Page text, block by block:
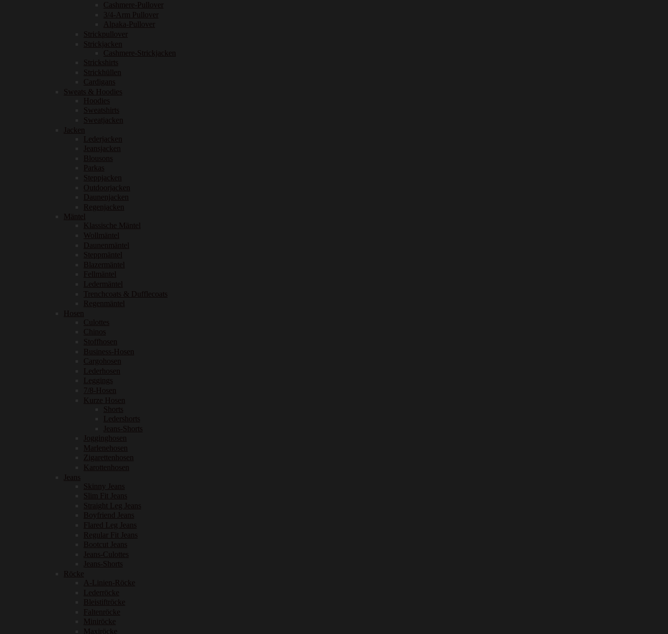
Cashmere-Pullover
3/4-Arm Pullover
Alpaka-Pullover
Strickpullover
Strickjacken
Cashmere-Strickjacken
Strickshirts
Strickhüllen
Cardigans
Sweats & Hoodies
Hoodies
Sweatshirts
Sweatjacken
Jacken
Lederjacken
Jeansjacken
Blousons
Parkas
Steppjacken
Outdoorjacken
Daunenjacken
Regenjacken
Mäntel
Klassische Mäntel
Wollmäntel
Daunenmäntel
Steppmäntel
Blazermäntel
Fellmäntel
Ledermäntel
Trenchcoats & Dufflecoats
Regenmäntel
Hosen
Culottes
Chinos
Stoffhosen
Business-Hosen
Cargohosen
Lederhosen
Leggings
7/8-Hosen
Kurze Hosen
Shorts
Ledershorts
Jeans-Shorts
Jogginghosen
Marlenehosen
Zigarettenhosen
Karottenhosen
Jeans
Skinny Jeans
Slim Fit Jeans
Straight Leg Jeans
Boyfriend Jeans
Flared Leg Jeans
Regular Fit Jeans
Bootcut Jeans
Jeans-Culottes
Jeans-Shorts
Röcke
A-Linien-Röcke
Lederröcke
Bleistiftröcke
Faltenröcke
Miniröcke
Maxiröcke